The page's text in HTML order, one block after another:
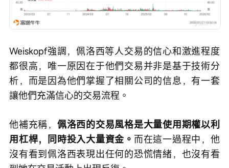
Weiskopf強調，佩洛西等人交易的信心和激進程度
都很高，唯一原因在于他們交易并非是基于技術分
析，而是因為他們掌握了相關公司的信息，有一套
讓他們充滿信心的交易流程。
他補充稱， 佩洛西的交易風格是大量使用期權以利
用杠桿，同時投入大量資金。 而在這一過程中，他
沒有看到佩洛西表現出任何的恐慌情緒，也沒有看